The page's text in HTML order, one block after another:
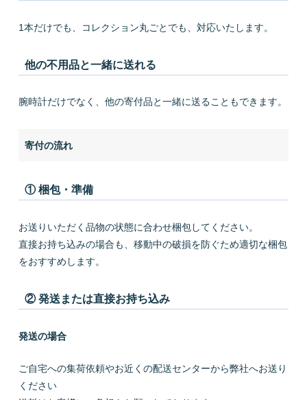
1本だけでも、コレクション丸ごとでも、対応いたします。
他の不用品と一緒に送れる
腕時計だけでなく、他の寄付品と一緒に送ることもできます。
寄付の流れ
① 梱包・準備
お送りいただく品物の状態に合わせ梱包してください。
直接お持ち込みの場合も、移動中の破損を防ぐため適切な梱包
をおすすめします。
② 発送または直接お持ち込み
発送の場合
ご自宅への集荷依頼やお近くの配送センターから弊社へお送り
ください